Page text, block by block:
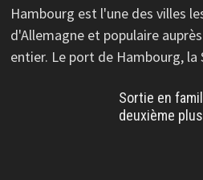
Hambourg est l'une des villes
d'Allemagne et populaire
entier. Le port de Hambourg,
Sortie en
deuxième